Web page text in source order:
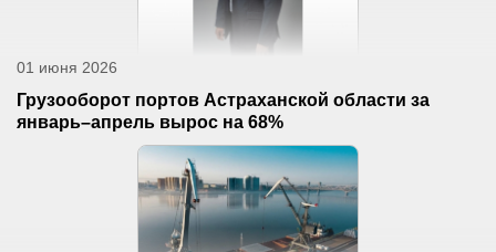
01 июня 2026
Грузооборот портов Астраханской области за
январь–апрель вырос на 68%